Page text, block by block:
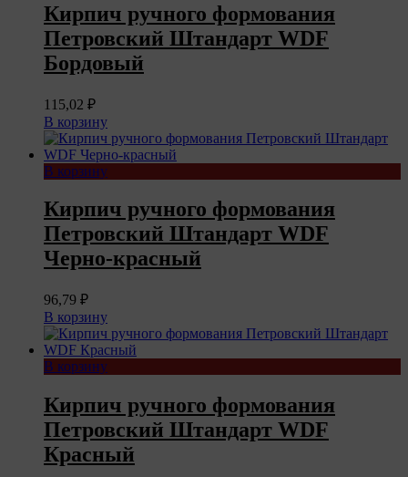
Кирпич ручного формования
Петровский Штандарт WDF
Бордовый
115,02 ₽
В корзину
В корзину
Кирпич ручного формования
Петровский Штандарт WDF
Черно-красный
96,79 ₽
В корзину
В корзину
Кирпич ручного формования
Петровский Штандарт WDF
Красный